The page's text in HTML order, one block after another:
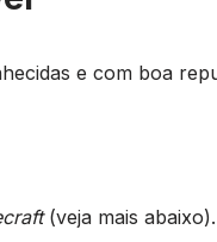
e com boa
(veja mais abaixo).